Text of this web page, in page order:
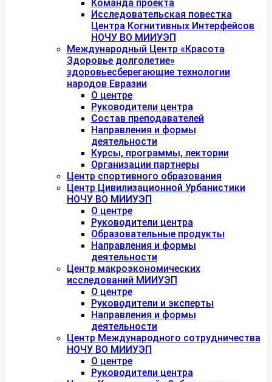
Команда проекта
Исследовательская повестка
Центра Когнитивных Интерфейсов
НОЧУ ВО МИИУЭП
Международный Центр «Красота
Здоровье долголетие»
здоровьесберегающие технологии
народов Евразии
О центре
Руководители центра
Состав преподавателей
Направления и формы
деятельности
Курсы, программы, лектории
Организации партнеры
Центр спортивного образования
Центр Цивилизационной Урбанистики
НОЧУ ВО МИИУЭП
О центре
Руководители центра
Образовательные продукты
Направления и формы
деятельности
Центр макроэкономических
исследований МИИУЭП
О центре
Руководители и эксперты
Направления и формы
деятельности
Центр Международного сотрудничества
НОЧУ ВО МИИУЭП
О центре
Руководители центра